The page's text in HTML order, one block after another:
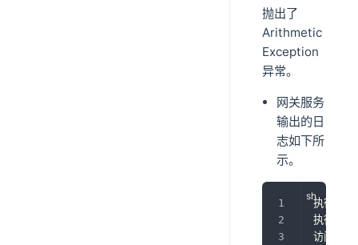
抛出了
Arithmetic
Exception
异常。
网关服务
输出的日
志如下所
示。
执行前置
执行后置
访问接